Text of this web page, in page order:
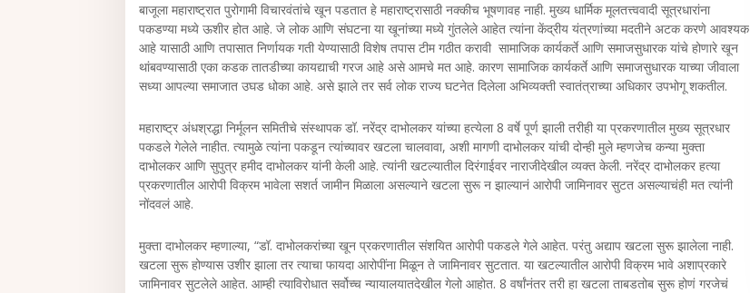
बाजूला महाराष्ट्रात पुरोगामी विचारवंतांचे खून पडतात हे महाराष्ट्रासाठी नक्कीच भूषणावह नाही. मुख्य धार्मिक मूलतत्त्ववादी सूत्रधारांना
पकडण्या मध्ये ऊशीर होत आहे. जे लोक आणि संघटना या खूनांच्या मध्ये गुंतलेले आहेत त्यांना केंद्रीय यंत्रणांच्या मदतीने अटक करणे आवश्यक
आहे यासाठी आणि तपासात निर्णायक गती येण्यासाठी विशेष तपास टीम गठीत करावी सामाजिक कार्यकर्ते आणि समाजसुधारक यांचे होणारे खून
थांबवण्यासाठी एका कडक तातडीच्या कायद्याची गरज आहे असे आमचे मत आहे. कारण सामाजिक कार्यकर्ते आणि समाजसुधारक याच्या जीवाला
सध्या आपल्या समाजात उघड धोका आहे. असे झाले तर सर्व लोक राज्य घटनेत दिलेला अभिव्यक्ती स्वातंत्राच्या अधिकार उपभोगू शकतील.
महाराष्ट्र अंधश्रद्धा निर्मूलन समितीचे संस्थापक डॉ. नरेंद्र दाभोलकर यांच्या हत्येला 8 वर्षे पूर्ण झाली तरीही या प्रकरणातील मुख्य सूत्रधार
पकडले गेलेले नाहीत. त्यामुळे त्यांना पकडून त्यांच्यावर खटला चालवावा, अशी मागणी दाभोलकर यांची दोन्ही मुले म्हणजेच कन्या मुक्ता
दाभोलकर आणि सुपुत्र हमीद दाभोलकर यांनी केली आहे. त्यांनी खटल्यातील दिरंगाईवर नाराजीदेखील व्यक्त केली. नरेंद्र दाभोलकर हत्या
प्रकरणातील आरोपी विक्रम भावेला सशर्त जामीन मिळाला असल्याने खटला सुरू न झाल्यानं आरोपी जामिनावर सुटत असल्याचंही मत त्यांनी
नोंदवलं आहे.
मुक्ता दाभोलकर म्हणाल्या, “डॉ. दाभोलकरांच्या खून प्रकरणातील संशयित आरोपी पकडले गेले आहेत. परंतु अद्याप खटला सुरू झालेला नाही.
खटला सुरू होण्यास उशीर झाला तर त्याचा फायदा आरोपींना मिळून ते जामिनावर सुटतात. या खटल्यातील आरोपी विक्रम भावे अशाप्रकारे
जामिनावर सुटलेले आहेत. आम्ही त्याविरोधात सर्वोच्च न्यायालयातदेखील गेलो आहोत. 8 वर्षांनंतर तरी हा खटला ताबडतोब सुरू होणं गरजेचं